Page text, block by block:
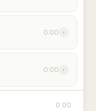
0:00 ›
0:00 ›
0:00